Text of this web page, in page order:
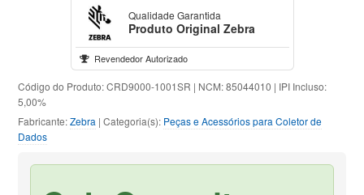
Qualidade Garantida
Produto Original Zebra
Revendedor Autorizado
Código do Produto: CRD9000-1001SR | NCM: 85044010 | IPI Incluso:
5,00%
Fabricante:Zebra | Categoria(s): Peças e Acessórios para Coletor de
Dados